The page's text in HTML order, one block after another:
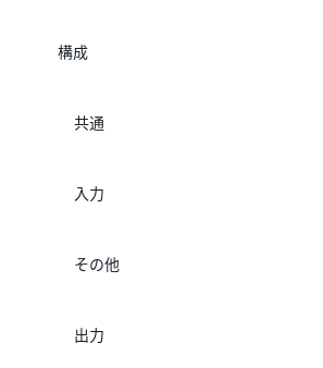
構成
共通
入力
その他
出力